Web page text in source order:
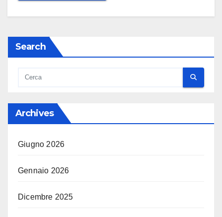
Search
Archives
Giugno 2026
Gennaio 2026
Dicembre 2025